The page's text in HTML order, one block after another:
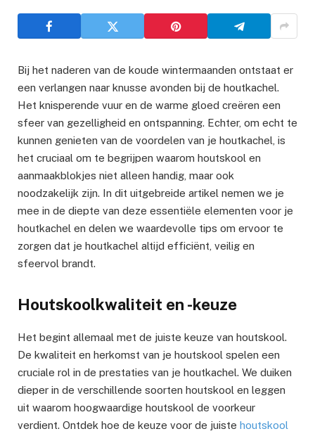
Bij het naderen van de koude wintermaanden ontstaat er
een verlangen naar knusse avonden bij de houtkachel.
Het knisperende vuur en de warme gloed creëren een
sfeer van gezelligheid en ontspanning. Echter, om echt te
kunnen genieten van de voordelen van je houtkachel, is
het cruciaal om te begrijpen waarom houtskool en
aanmaakblokjes niet alleen handig, maar ook
noodzakelijk zijn. In dit uitgebreide artikel nemen we je
mee in de diepte van deze essentiële elementen voor je
houtkachel en delen we waardevolle tips om ervoor te
zorgen dat je houtkachel altijd efficiënt, veilig en
sfeervol brandt.
Houtskoolkwaliteit en -keuze
Het begint allemaal met de juiste keuze van houtskool.
De kwaliteit en herkomst van je houtskool spelen een
cruciale rol in de prestaties van je houtkachel. We duiken
dieper in de verschillende soorten houtskool en leggen
uit waarom hoogwaardige houtskool de voorkeur
verdient. Ontdek hoe de keuze voor de juiste houtskool